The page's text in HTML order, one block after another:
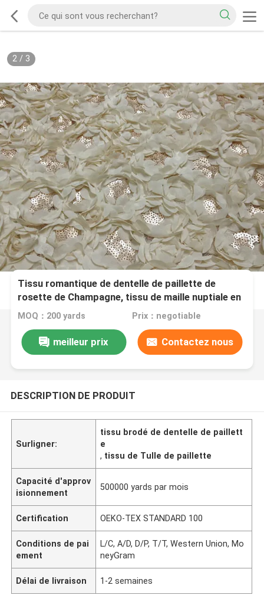
2/ 3
Tissu romantique de dentelle de paillette de
rosette de Champagne, tissu de maille nuptiale en
nylon
MOQ：200 yards Prix：negotiable
meilleur prix Contactez nous
DESCRIPTION DE PRODUIT
Surligner:
tissu brodé de dentelle de paillett
e
, tissu de Tulle de paillette
Capacité d'approv
isionnement
500000 yards par mois
Certification OEKO-TEX STANDARD 100
Conditions de pai
ement
L/C, A/D, D/P, T/T, Western Union, Mo
neyGram
Délai de livraison 1-2 semaines